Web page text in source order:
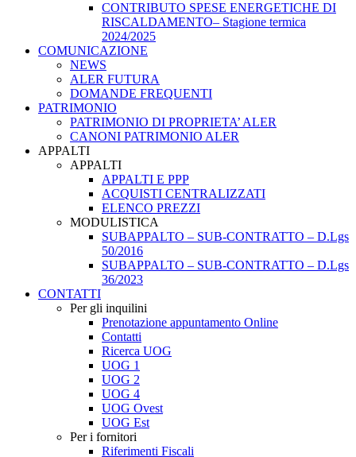
CONTRIBUTO SPESE ENERGETICHE DI
RISCALDAMENTO– Stagione termica
2024/2025
COMUNICAZIONE
NEWS
ALER FUTURA
DOMANDE FREQUENTI
PATRIMONIO
PATRIMONIO DI PROPRIETA’ ALER
CANONI PATRIMONIO ALER
APPALTI
APPALTI
APPALTI E PPP
ACQUISTI CENTRALIZZATI
ELENCO PREZZI
MODULISTICA
SUBAPPALTO – SUB-CONTRATTO – D.Lgs
50/2016
SUBAPPALTO – SUB-CONTRATTO – D.Lgs
36/2023
CONTATTI
Per gli inquilini
Prenotazione appuntamento Online
Contatti
Ricerca UOG
UOG 1
UOG 2
UOG 4
UOG Ovest
UOG Est
Per i fornitori
Riferimenti Fiscali